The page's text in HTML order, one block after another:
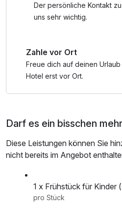
Der persönliche Kontakt
uns sehr wichtig.
Zahle vor Ort
Freue dich auf deinen
Hotel erst vor Ort.
Darf es ein bisschen
Diese Leistungen können Sie
nicht bereits im Angebot
1 x Frühstück für Kinder
pro Stück